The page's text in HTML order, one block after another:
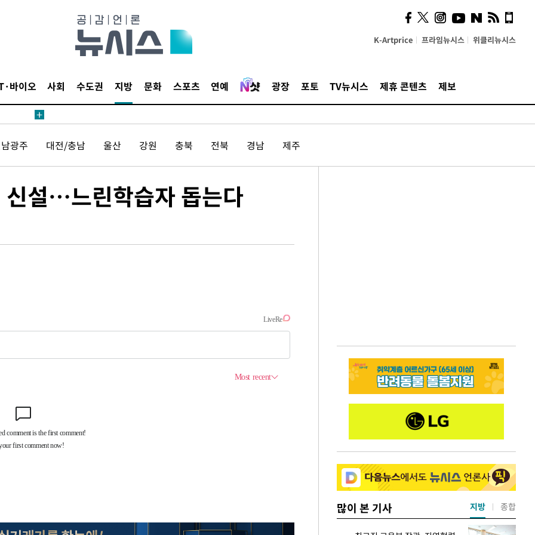
K-Artprice 프라임뉴시스 위클리뉴시스
바이오 사회 수도권 지방 문화 스포츠 연예 광장 포토 TV뉴시스 제휴 콘텐츠 제보
광주 대전/충남 울산 강원 충북 전북 경남 제주
설…느린학습자 돕는다
많이 본 기사 지방 종합